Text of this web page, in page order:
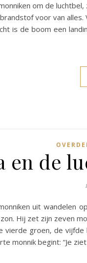
om de
voor van
is de boom een
en de
uit
Hij zet zijn zeven
groen, de
monnik begint: “Je